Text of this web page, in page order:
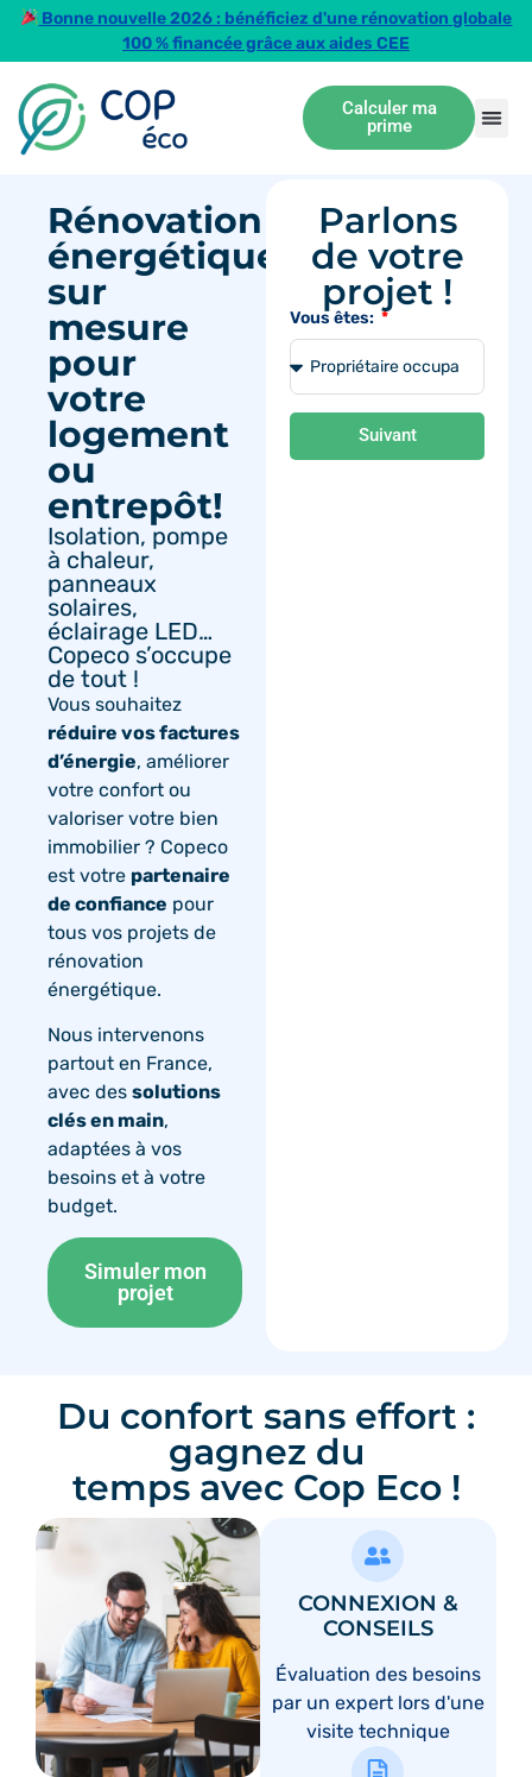
Bonne nouvelle 2026 : bénéficiez d'une rénovation globale
100 % financée grâce aux aides CEE
Calculer ma
prime
Rénovation
énergétique
sur
mesure
pour
votre
logement
ou
entrepôt!
Isolation, pompe
à chaleur,
panneaux
solaires,
éclairage LED…
Copeco s’occupe
de tout !
Vous souhaitez
réduire vos factures
d’énergie, améliorer
votre confort ou
valoriser votre bien
immobilier ? Copeco
est votre partenaire
de confiance pour
tous vos projets de
rénovation
énergétique.
Nous intervenons
partout en France,
avec des solutions
clés en main,
adaptées à vos
besoins et à votre
budget.
Simuler mon
projet
Parlons
de votre
projet !
Vous êtes:
Suivant
Du confort sans effort :
gagnez du
temps avec Cop Eco !
CONNEXION &
CONSEILS
Évaluation des besoins
par un expert lors d'une
visite technique